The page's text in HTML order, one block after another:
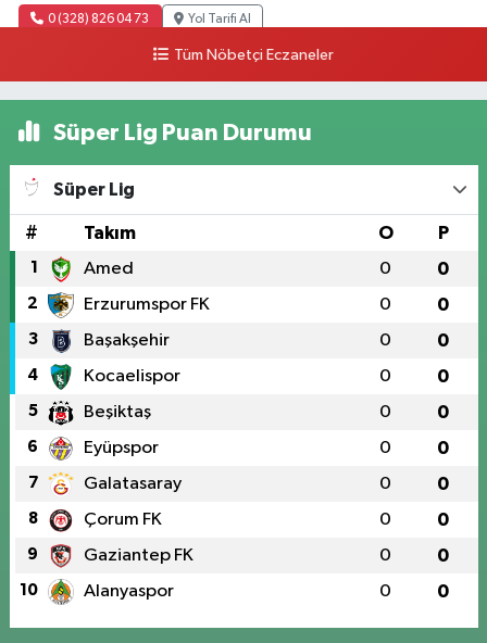
0 (328) 826 04 73 Yol Tarifi Al
Tüm Nöbetçi Eczaneler
Süper Lig Puan Durumu
Süper Lig
# Takım O P
1 Amed 0 0
2 Erzurumspor FK 0 0
3 Başakşehir 0 0
4 Kocaelispor 0 0
5 Beşiktaş 0 0
6 Eyüpspor 0 0
7 Galatasaray 0 0
8 Çorum FK 0 0
9 Gaziantep FK 0 0
10 Alanyaspor 0 0